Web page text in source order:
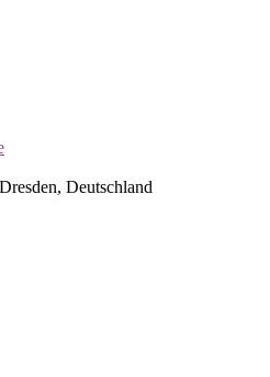
Deutschland